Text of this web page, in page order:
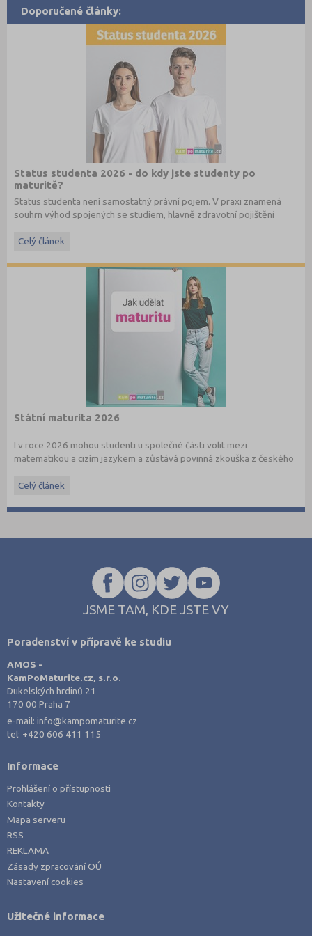
Doporučené články:
Status studenta 2026 - do kdy jste studenty po
maturitě?
Status studenta není samostatný právní pojem. V praxi znamená
souhrn výhod spojených se studiem, hlavně zdravotní pojištění
Celý článek
Státní maturita 2026
I v roce 2026 mohou studenti u společné části volit mezi
matematikou a cizím jazykem a zůstává povinná zkouška z českého
informacemi.
Celý článek
JSME TAM, KDE JSTE VY
Poradenství v přípravě ke studiu
AMOS -
KamPoMaturite.cz, s.r.o.
Dukelských hrdinů 21
170 00 Praha 7
e-mail:info@kampomaturite.cz
tel: +420 606 411 115
Informace
Prohlášení o přístupnosti
Kontakty
Mapa serveru
RSS
REKLAMA
Zásady zpracování OÚ
Nastavení cookies
Užitečné informace